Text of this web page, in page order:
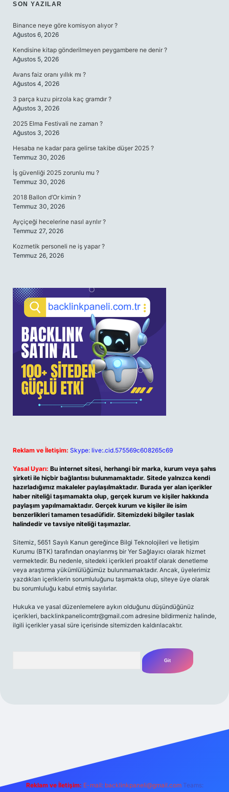
SIDEBAR
SON YAZILAR
Binance neye göre komisyon alıyor ?
Ağustos 6, 2026
Kendisine kitap gönderilmeyen peygambere ne denir ?
Ağustos 5, 2026
Avans faiz oranı yıllık mı ?
Ağustos 4, 2026
3 parça kuzu pirzola kaç gramdır ?
Ağustos 3, 2026
2025 Elma Festivali ne zaman ?
Ağustos 3, 2026
Hesaba ne kadar para gelirse takibe düşer 2025 ?
Temmuz 30, 2026
İş güvenliği 2025 zorunlu mu ?
Temmuz 30, 2026
2018 Ballon d’Or kimin ?
Temmuz 30, 2026
Ayçiçeği hecelerine nasıl ayrılır ?
Temmuz 27, 2026
Kozmetik personeli ne iş yapar ?
Temmuz 26, 2026
Reklam ve İletişim: Skype: live:.cid.575569c608265c69
Yasal Uyarı: Bu internet sitesi, herhangi bir marka, kurum veya şahıs
şirketi ile hiçbir bağlantısı bulunmamaktadır. Sitede yalnızca kendi
hazırladığımız makaleler paylaşılmaktadır. Burada yer alan içerikler
haber niteliği taşımamakta olup, gerçek kurum ve kişiler hakkında
paylaşım yapılmamaktadır. Gerçek kurum ve kişiler ile isim
benzerlikleri tamamen tesadüfidir. Sitemizdeki bilgiler taslak
halindedir ve tavsiye niteliği taşımazlar.
Sitemiz, 5651 Sayılı Kanun gereğince Bilgi Teknolojileri ve İletişim
Kurumu (BTK) tarafından onaylanmış bir Yer Sağlayıcı olarak hizmet
vermektedir. Bu nedenle, sitedeki içerikleri proaktif olarak denetleme
veya araştırma yükümlülüğümüz bulunmamaktadır. Ancak, üyelerimiz
yazdıkları içeriklerin sorumluluğunu taşımakta olup, siteye üye olarak
bu sorumluluğu kabul etmiş sayılırlar.
Hukuka ve yasal düzenlemelere aykırı olduğunu düşündüğünüz
içerikleri, backlinkpanelicomtr@gmail.com adresine bildirmeniz halinde,
ilgili içerikler yasal süre içerisinde sitemizden kaldırılacaktır.
Reklam ve İletişim: E-mail: backlinkpaneli@gmail.com Teams: